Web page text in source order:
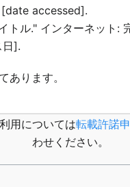
accessed].
トル." インターネット:
日].
あります。
用については転載許諾
わせください。